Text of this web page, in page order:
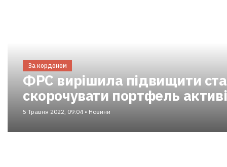
За кордоном
ФРС вирішила підвищити
скорочувати портфель
5 Травня 2022, 09:04 • Новини